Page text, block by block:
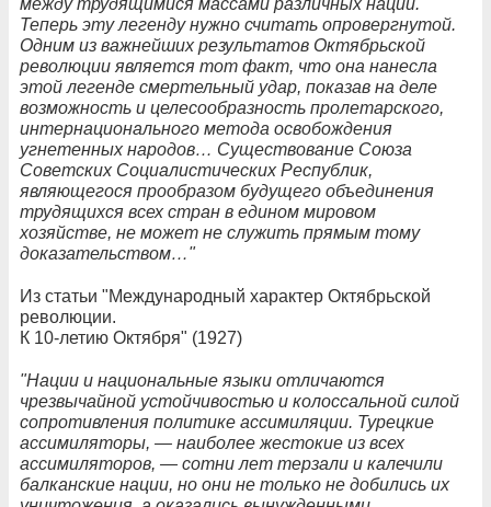
Теперь эту легенду нужно считать опровергнутой.
Одним из важнейших результатов Октябрьской
революции является тот факт, что она нанесла
этой легенде смертельный удар, показав на деле
возможность и целесообразность пролетарского,
интернационального метода освобождения
угнетенных народов… Существование Союза
Советских Социалистических Республик,
являющегося прообразом будущего объединения
трудящихся всех стран в едином мировом
хозяйстве, не может не служить прямым тому
доказательством…"
Из статьи "Международный характер Октябрьской
революции.
К 10-летию Октября" (1927)
"Нации и национальные языки отличаются
чрезвычайной устойчивостью и колоссальной силой
сопротивления политике ассимиляции. Турецкие
ассимиляторы, — наиболее жестокие из всех
ассимиляторов, — сотни лет терзали и калечили
балканские нации, но они не только не добились их